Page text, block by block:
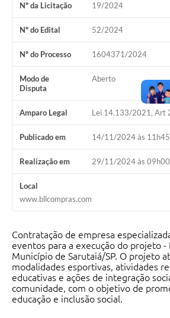
Nº da Licitação 19/2024
Nº do Edital 52/2024
Nº do Processo 1604371/2024
Modo de
Disputa
Aberto
Amparo Legal Lei 14.133/2021, Art
Publicado em 14/11/2024 às 11h45
Realização em 29/11/2024 às 09h00
Local
www.bllcompras.com
Contratação de empresa
eventos para a execução do projeto
Município de Sarutaiá/SP. O projeto
modalidades esportivas, atividades
educativas e ações de integração
comunidade, com o objetivo de
educação e inclusão social.